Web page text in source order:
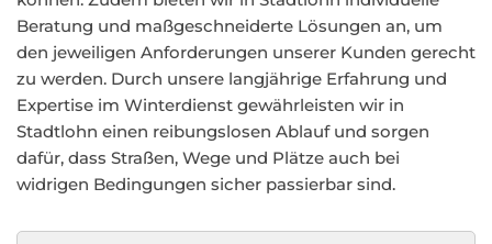
Beratung und maßgeschneiderte Lösungen an, um
den jeweiligen Anforderungen unserer Kunden gerecht
zu werden. Durch unsere langjährige Erfahrung und
Expertise im Winterdienst gewährleisten wir in
Stadtlohn einen reibungslosen Ablauf und sorgen
dafür, dass Straßen, Wege und Plätze auch bei
widrigen Bedingungen sicher passierbar sind.